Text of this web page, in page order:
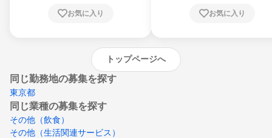
崎県、熊本県、大分県、宮崎県、鹿児島県、
お気に入り お気に入り
トップページへ
同じ勤務地の募集を探す
東京都
同じ業種の募集を探す
その他（飲食）
その他（生活関連サービス）